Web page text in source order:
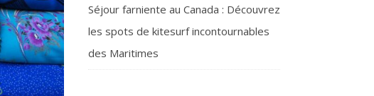
Séjour farniente au Canada : Découvrez
les spots de kitesurf incontournables
des Maritimes